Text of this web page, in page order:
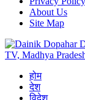
About Us
Site Map
TV, Madhya
होम
देश
विदेश